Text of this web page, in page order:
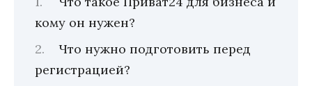
кому он нужен?
Что нужно подготовить перед
регистрацией?